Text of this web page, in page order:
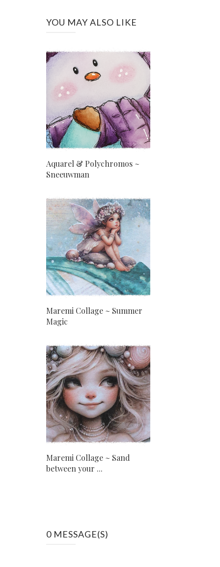
YOU MAY ALSO LIKE
Aquarel & Polychromos ~
Sneeuwman
Maremi Collage ~ Summer
Magic
Maremi Collage ~ Sand
between your ...
0 MESSAGE(S)